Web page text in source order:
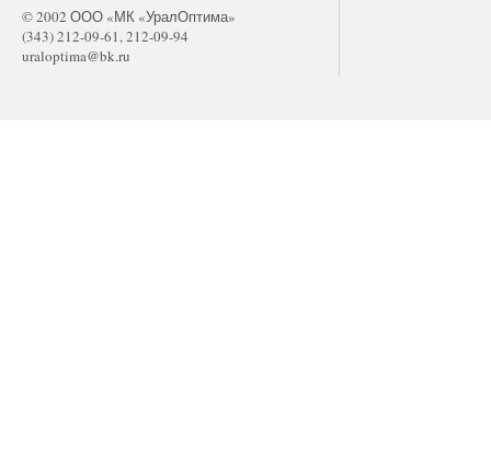
© 2002 ООО «МК «УралОптима»
(343) 212-09-61, 212-09-94
uraloptima@bk.ru